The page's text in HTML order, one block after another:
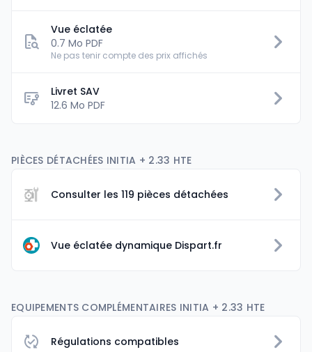
Vue éclatée
0.7 Mo PDF
Ne pas tenir compte des prix affichés
flowsheet
Livret SAV
12.6 Mo PDF
PIÈCES DÉTACHÉES INITIA + 2.33 HTE
Consulter les 119 pièces détachées
Vue éclatée dynamique Dispart.fr
EQUIPEMENTS COMPLÉMENTAIRES INITIA + 2.33 HTE
Régulations compatibles